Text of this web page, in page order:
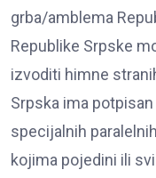
grba/amblema
Republike Srpske
izvoditi himne
Srpska ima
specijalnih
kojima pojedini ili